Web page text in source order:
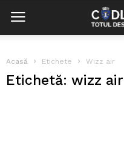
Acasă Etichete Wizz air
Etichetă: wizz air